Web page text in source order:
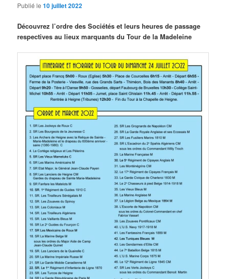
Publié le10 juillet 2022
Découvrez l’ordre des Sociétés et leurs heures de passage
respectives au lieux marquants du Tour de la Madeleine